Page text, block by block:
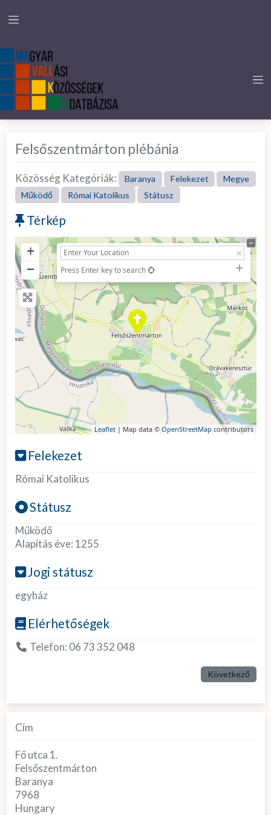
Felsőszentmárton plébánia
Közösség Kategóriák: Baranya Felekezet
Megye
Működő
Római Katolikus Státusz
Térkép
+
−
Press Enter key to search
Leaflet| Map data © OpenStreetMap contributors
Felekezet
Római Katolikus
Státusz
Működő
Alapítás éve: 1255
Jogi státusz
egyház
Elérhetőségek
Telefon: 06 73 352 048
Következő
Cím
Fő utca 1.
Felsőszentmárton
Baranya
7968
Hungary